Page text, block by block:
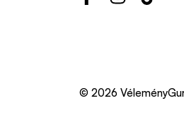
© 2026